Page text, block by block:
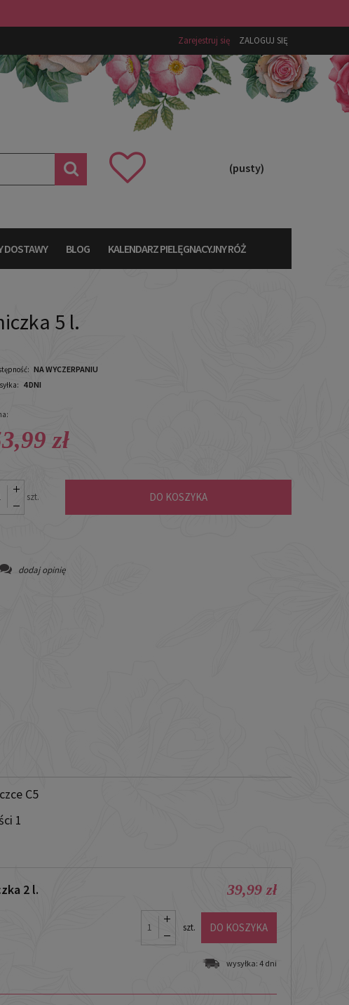
Zarejestruj się ZALOGUJ SIĘ
(pusty)
DOSTAWY BLOG KALENDARZ PIELĘGNACYJNY RÓŻ
5 l.
NA WYCZERPANIU
4 DNI
zł
szt. DO KOSZYKA
dodaj opinię
C5
1
2 l. 39,99 zł
szt. DO KOSZYKA
wysyłka: 4 dni